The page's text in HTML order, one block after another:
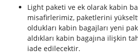
Light paketi ve ek olarak kabin
misafirlerimiz, paketlerini
oldukları kabin bagajları yeni
aldıkları kabin bagajına ilişkin
iade edilecektir.